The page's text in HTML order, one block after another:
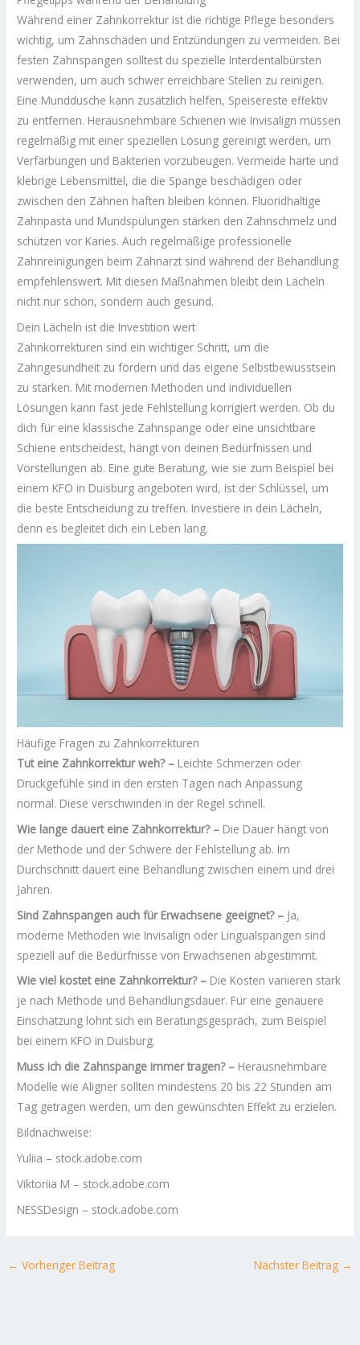
Während einer Zahnkorrektur ist die richtige Pflege besonders
wichtig, um Zahnschäden und Entzündungen zu vermeiden. Bei
festen Zahnspangen solltest du spezielle Interdentalbürsten
verwenden, um auch schwer erreichbare Stellen zu reinigen.
Eine Munddusche kann zusätzlich helfen, Speisereste effektiv
zu entfernen. Herausnehmbare Schienen wie Invisalign müssen
regelmäßig mit einer speziellen Lösung gereinigt werden, um
Verfärbungen und Bakterien vorzubeugen. Vermeide harte und
klebrige Lebensmittel, die die Spange beschädigen oder
zwischen den Zähnen haften bleiben können. Fluoridhaltige
Zahnpasta und Mundspülungen stärken den Zahnschmelz und
schützen vor Karies. Auch regelmäßige professionelle
Zahnreinigungen beim Zahnarzt sind während der Behandlung
empfehlenswert. Mit diesen Maßnahmen bleibt dein Lächeln
nicht nur schön, sondern auch gesund.
Dein Lächeln ist die Investition wert
Zahnkorrekturen sind ein wichtiger Schritt, um die
Zahngesundheit zu fördern und das eigene Selbstbewusstsein
zu stärken. Mit modernen Methoden und individuellen
Lösungen kann fast jede Fehlstellung korrigiert werden. Ob du
dich für eine klassische Zahnspange oder eine unsichtbare
Schiene entscheidest, hängt von deinen Bedürfnissen und
Vorstellungen ab. Eine gute Beratung, wie sie zum Beispiel bei
einem KFO in Duisburg angeboten wird, ist der Schlüssel, um
die beste Entscheidung zu treffen. Investiere in dein Lächeln,
denn es begleitet dich ein Leben lang.
Häufige Fragen zu Zahnkorrekturen
Tut eine Zahnkorrektur weh? – Leichte Schmerzen oder
Druckgefühle sind in den ersten Tagen nach Anpassung
normal. Diese verschwinden in der Regel schnell.
Wie lange dauert eine Zahnkorrektur? – Die Dauer hängt von
der Methode und der Schwere der Fehlstellung ab. Im
Durchschnitt dauert eine Behandlung zwischen einem und drei
Jahren.
Sind Zahnspangen auch für Erwachsene geeignet? – Ja,
moderne Methoden wie Invisalign oder Lingualspangen sind
speziell auf die Bedürfnisse von Erwachsenen abgestimmt.
Wie viel kostet eine Zahnkorrektur? – Die Kosten variieren stark
je nach Methode und Behandlungsdauer. Für eine genauere
Einschätzung lohnt sich ein Beratungsgespräch, zum Beispiel
bei einem KFO in Duisburg.
Muss ich die Zahnspange immer tragen? – Herausnehmbare
Modelle wie Aligner sollten mindestens 20 bis 22 Stunden am
Tag getragen werden, um den gewünschten Effekt zu erzielen.
Bildnachweise:
Yuliia – stock.adobe.com
Viktoriia M – stock.adobe.com
NESSDesign – stock.adobe.com
← Vorheriger Beitrag Nächster Beitrag →